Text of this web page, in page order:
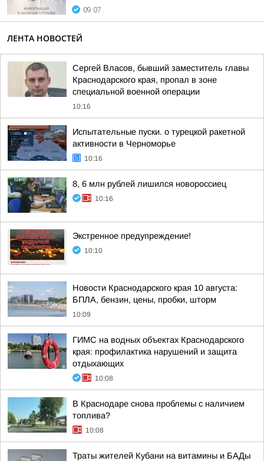
09:07
ЛЕНТА НОВОСТЕЙ
Сергей Власов, бывший заместитель главы
Краснодарского края, пропал в зоне
специальной военной операции
10:16
Испытательные пуски. о турецкой ракетной
активности в Черноморье
10:16
8, 6 млн рублей лишился новороссиец
10:16
Экстренное предупреждение!
10:10
Новости Краснодарского края 10 августа:
БПЛА, бензин, цены, пробки, шторм
10:09
ГИМС на водных объектах Краснодарского
края: профилактика нарушений и защита
отдыхающих
10:08
В Краснодаре снова проблемы с наличием
топлива?
10:08
Траты жителей Кубани на витамины и БАДы